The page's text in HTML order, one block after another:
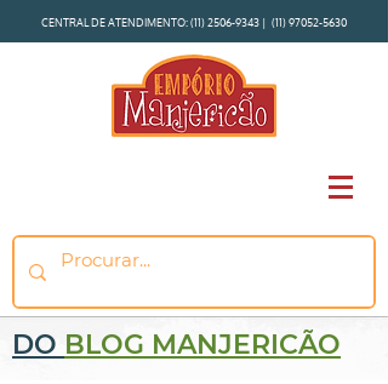
CENTRAL DE ATENDIMENTO:(11) 2506-9343 | (11) 97052-5630
DO BLOG MANJERICÃO